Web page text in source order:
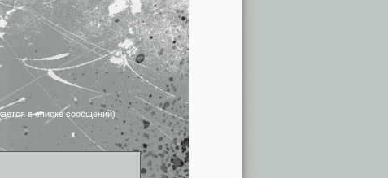
в списке сообщений)